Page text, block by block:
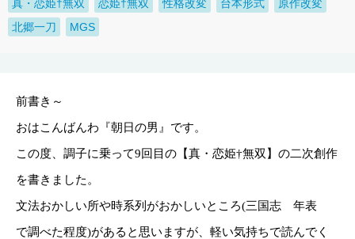
真・恋姫†無双 恋姫†無双 性格改変 台本形式
原作改変
北郷一刀
MGS
前書き～
おはこんばんわ『朝日の男』です。
この度、調子に乗って9回目の【真・恋姫†無双】の二次創作
を書きました。
文法おかしい所や時系列がおかしいところ(三国志 年表
で調べた程度)があると思いますが、軽い気持ちで読んでく